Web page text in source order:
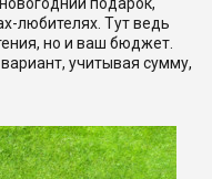
подарок,
любителях. Тут ведь
но и ваш бюджет.
учитывая сумму,